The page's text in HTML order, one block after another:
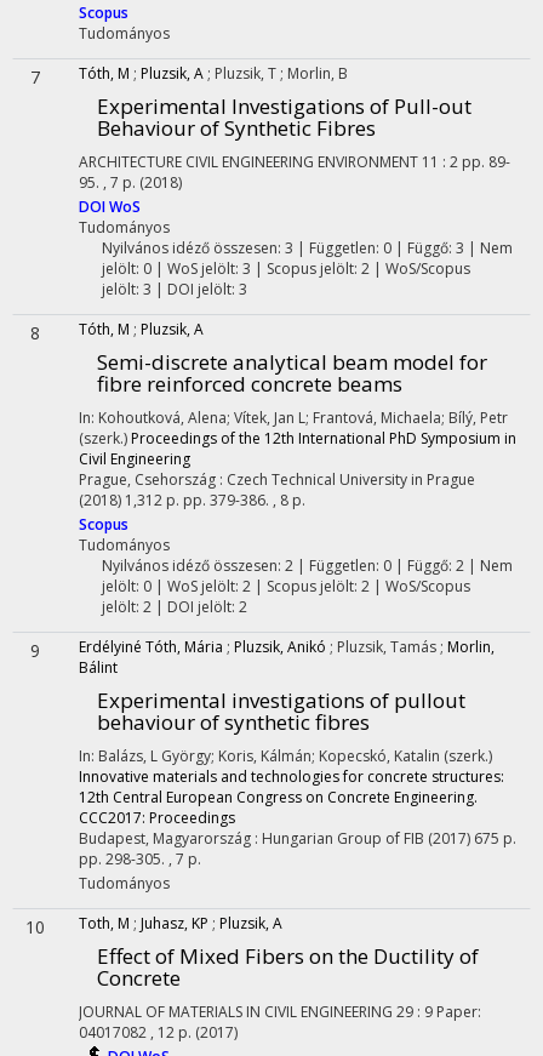
Scopus
Tudományos
7 Tóth, M ; Pluzsik, A ; Pluzsik, T ; Morlin, B
Experimental Investigations of Pull-out
Behaviour of Synthetic Fibres
ARCHITECTURE CIVIL ENGINEERING ENVIRONMENT 11 : 2 pp. 89-
95. , 7 p. (2018)
DOIWoS
Tudományos
Nyilvános idéző összesen: 3 | Független: 0 | Függő: 3 | Nem
jelölt: 0 | WoS jelölt: 3 | Scopus jelölt: 2 | WoS/Scopus
jelölt: 3 | DOI jelölt: 3
8 Tóth, M ; Pluzsik, A
Semi-discrete analytical beam model for
fibre reinforced concrete beams
In: Kohoutková, Alena; Vítek, Jan L; Frantová, Michaela; Bílý, Petr
(szerk.) Proceedings of the 12th International PhD Symposium in
Civil Engineering
Prague, Csehország : Czech Technical University in Prague
(2018) 1,312 p. pp. 379-386. , 8 p.
Scopus
Tudományos
Nyilvános idéző összesen: 2| Független: 0 | Függő: 2 | Nem
jelölt: 0 | WoS jelölt: 2 | Scopus jelölt: 2 | WoS/Scopus
jelölt: 2 | DOI jelölt: 2
9 Erdélyiné Tóth, Mária ; Pluzsik, Anikó ; Pluzsik, Tamás ; Morlin,
Bálint
Experimental investigations of pullout
behaviour of synthetic fibres
In: Balázs, L György; Koris, Kálmán; Kopecskó, Katalin (szerk.)
Innovative materials and technologies for concrete structures:
12th Central European Congress on Concrete Engineering.
CCC2017: Proceedings
Budapest, Magyarország : Hungarian Group of FIB (2017) 675 p.
pp. 298-305. , 7 p.
Tudományos
10 Toth, M ; Juhasz, KP ; Pluzsik, A
Effect of Mixed Fibers on the Ductility of
Concrete
JOURNAL OF MATERIALS IN CIVIL ENGINEERING 29 : 9 Paper:
04017082 , 12 p. (2017)